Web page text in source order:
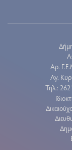
Aρ.
Αγ.
Τηλ.: